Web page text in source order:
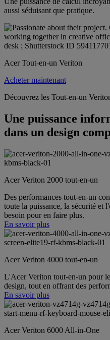
aussi séduisant que pratique.
Acer Tout-en-un Veriton
Acheter maintenant
Découvrez les Tout-en-un
Une puissance
dans un design
Acer Veriton 2000 tout-en-un
Des performances tout-en-un
toute la puissance, la sécurité et
besoin pour en faire plus.
En savoir plus
Acer Veriton 4000 tout-en-un
L'Acer Veriton tout-en-un pour
design, tout en offrant des
En savoir plus
Acer Veriton 6000 All-in-One